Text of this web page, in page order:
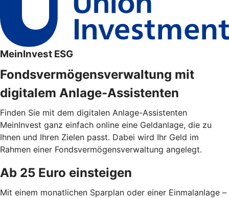
MeinInvest ESG
Fondsvermögensverwaltung mit
digitalem Anlage-Assistenten
Finden Sie mit dem digitalen Anlage-Assistenten
MeinInvest ganz einfach online eine Geldanlage, die zu
Ihnen und Ihren Zielen passt. Dabei wird Ihr Geld im
Rahmen einer Fondsvermögensverwaltung angelegt.
Ab 25 Euro einsteigen
Mit einem monatlichen Sparplan oder einer Einmalanlage –